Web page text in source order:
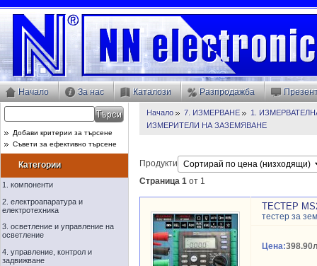
Начало За нас Каталози Разпродажба
Добави критерии за търсене
Съвети за ефективно търсене
Категории
1. компоненти
2. електроапаратура и
електротехника
3. осветление и управление на
осветление
4. управление, контрол и
задвижване
Начало 7. ИЗМЕРВАНЕ
1.
ИЗМЕРИТЕЛИ НА ЗАЗЕМЯВАНЕ
Продукти
Страница 1 от 1
ТЕСТЕР
тестер за
Цена: